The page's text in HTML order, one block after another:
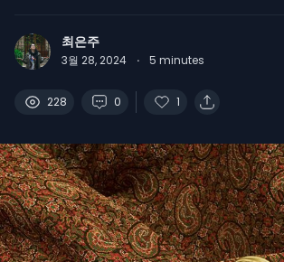
최은주
3월 28, 2024 · 5 minutes
228 0 1